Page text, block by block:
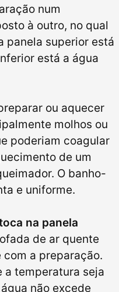
num
à outro, no qual
panela superior está
está a água
ou aquecer
molhos ou
poderiam coagular
de um
O banho-
e uniforme.
na panela
de ar quente
a preparação.
a temperatura seja
não excede